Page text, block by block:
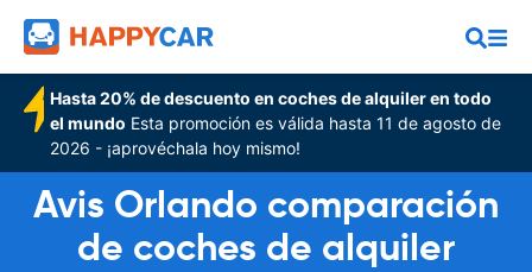
Hasta 20% de descuento en coches de alquiler en todo
el mundo Esta promoción es válida hasta 11 de agosto de
2026 - ¡aprovéchala hoy mismo!
Avis Orlando comparación
de coches de alquiler